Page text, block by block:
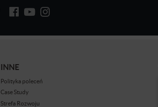
INNE
Polityka poleceń
Case Study
Strefa Rozwoju